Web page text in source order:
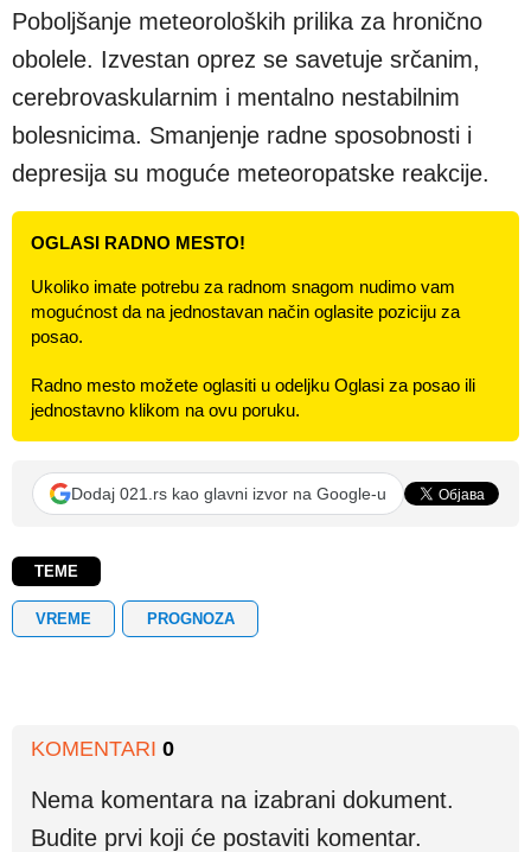
Poboljšanje meteoroloških prilika za hronično
obolele. Izvestan oprez se savetuje srčanim,
cerebrovaskularnim i mentalno nestabilnim
bolesnicima. Smanjenje radne sposobnosti i
depresija su moguće meteoropatske reakcije.
OGLASI RADNO MESTO!
Ukoliko imate potrebu za radnom snagom nudimo vam
mogućnost da na jednostavan način oglasite poziciju za
posao.
Radno mesto možete oglasiti u odeljku Oglasi za posao ili
jednostavno klikom na ovu poruku.
Dodaj 021.rs kao glavni izvor na Google-u
TEME
VREME PROGNOZA
KOMENTARI 0
Nema komentara na izabrani dokument.
Budite prvi koji će postaviti komentar.